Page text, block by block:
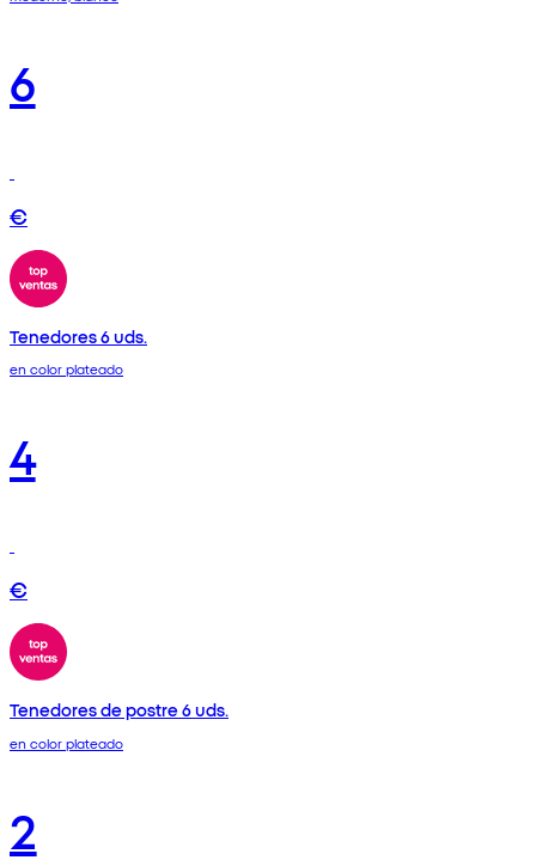
6
€
Tenedores 6 uds.
en color plateado
4
€
Tenedores de postre 6 uds.
en color plateado
2